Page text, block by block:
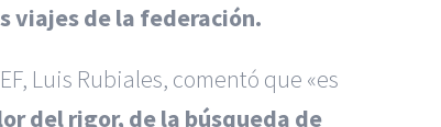
viajes de la federación.
Luis Rubiales, comentó que «es
del rigor, de la búsqueda de